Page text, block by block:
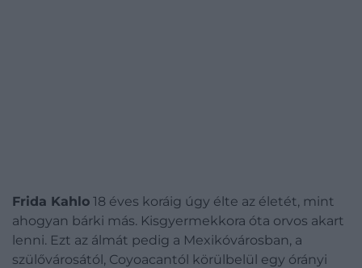
Frida Kahlo 18 éves koráig úgy élte az életét, mint
ahogyan bárki más. Kisgyermekkora óta orvos akart
lenni. Ezt az álmát pedig a Mexikóvárosban, a
szülővárosától, Coyoacantól körülbelül egy órányi